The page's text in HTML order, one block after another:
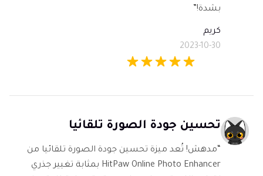
بشدة!”
كريم
2023-10-30
تحسين جودة الصورة تلقائيا
“مدهش! تُعد ميزة تحسين جودة الصورة تلقائيا من
HitPaw Online Photo Enhancer بمثابة تغيير جذري